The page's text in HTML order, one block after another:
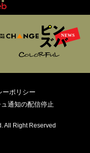
ーポリシー
通知の配信停止
All Right Reserved